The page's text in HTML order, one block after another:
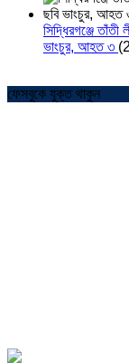
সিদ্ধিরগঞ্জে তাঁতী
ভাংচুর, আহত ৩
ফেসবুকে যুক্ত থাকুন